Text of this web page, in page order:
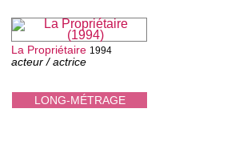
LONG-MÉTRAGE
La Propriétaire 1994
acteur / actrice